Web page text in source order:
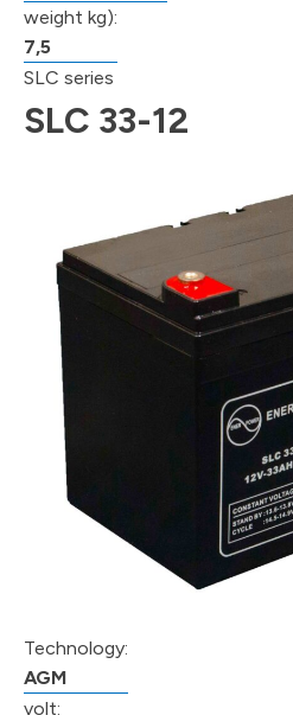
weight kg):
7,5
SLC series
SLC 33-12
Technology:
AGM
volt: